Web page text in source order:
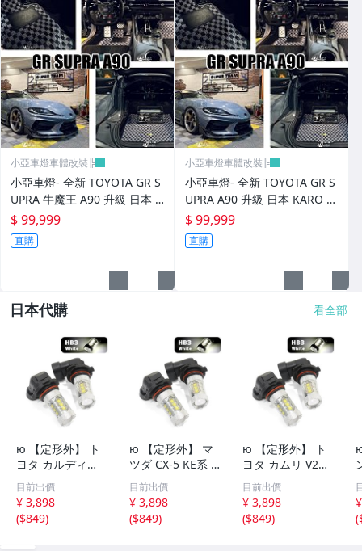
小亞車燈車體改裝╠
小亞車燈- 全新 TOYOTA GR S
UPRA 牛魔王 A90 升級 日本 K
ARO 頂級訂製 腳踏墊
$ 99,999
直購
小亞車燈車體改裝╠
小亞車燈- 全新 TOYOTA GR S
UPRA A90 升級 日本 KARO 頂
級訂製 腳踏墊
$ 99,999
直購
日本代購 看全部
ю 【定形外】 ト
ヨタ カルディナ
ST240系 02.09～
04.12 ハロゲン車
[ HB3 ] ハイビー
ム LED 2個 80W
目前出價
¥ 3,898
($849)
ю 【定形外】 マ
ツダ CX-5 KE系 1
2.02～14.12 ハロ
ゲン車 [ HB3 ] ハ
イビーム LED 2個
セット 80W 16連
目前出價
¥ 3,898
($849)
ю 【定形外】 ト
ヨタ カムリ V21,
SXV21系 99.08～
01.08 ハロゲン車
[ HB3 ] ハイビー
ム LED 2個 80W
目前出價
¥ 3,898
($849)
(